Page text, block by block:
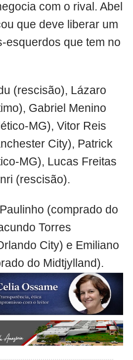
com o rival. Abel
que deve liberar um
esquerdos que tem no
(rescisão), Lázaro
Gabriel Menino
MG), Vitor Reis
City), Patrick
MG), Lucas Freitas
(rescisão).
(comprado do
Torres
City) e Emiliano
do Midtjylland).